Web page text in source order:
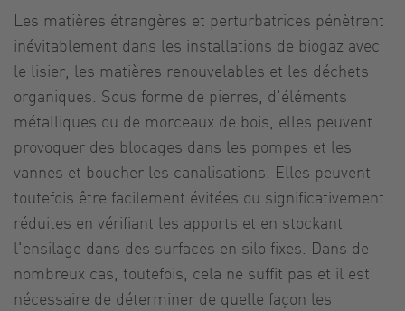
Les matières étrangères et perturbatrices pénètrent
inévitablement dans les installations de biogaz avec
le lisier, les matières renouvelables et les déchets
organiques. Sous forme de pierres, d'éléments
métalliques ou de morceaux de bois, elles peuvent
provoquer des blocages dans les pompes et les
vannes et boucher les canalisations. Elles peuvent
toutefois être facilement évitées ou significativement
réduites en vérifiant les apports et en stockant
l'ensilage dans des surfaces en silo fixes. Dans de
nombreux cas, toutefois, cela ne suffit pas et il est
nécessaire de déterminer de quelle façon les